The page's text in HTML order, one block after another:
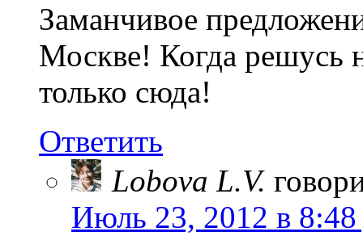
Заманчивое
Москве! Когда решусь
только сюда!
Ответить
Lobova L.V.
Июль 23, 2012 в